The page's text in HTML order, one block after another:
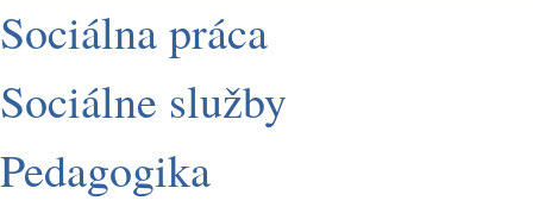
Sociálna práca
Sociálne služby
Pedagogika